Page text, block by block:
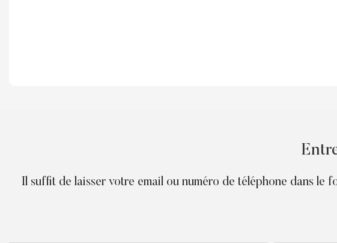
Il suffit de laisser votre email ou numéro de téléphone dans le